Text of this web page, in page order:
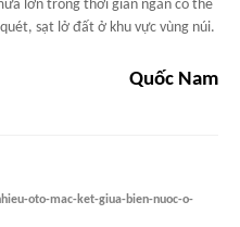
lớn trong thời gian ngắn có thể
sạt lở đất ở khu vực vùng núi.
Quốc Nam
oto-mac-ket-giua-bien-nuoc-o-